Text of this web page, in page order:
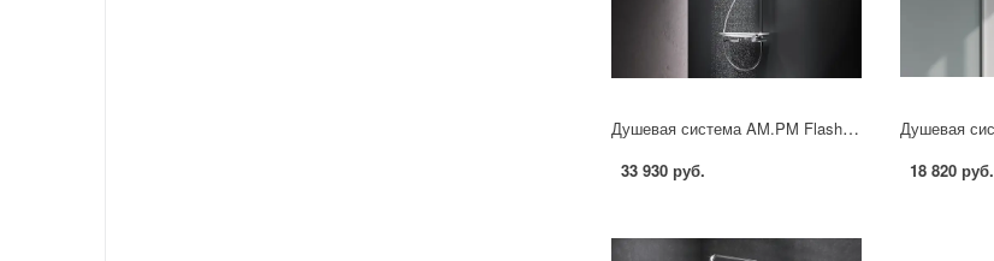
Душевая система AM.PM Flash F079SQ700 со смесителем 3 режима цвет хром
33 930 руб. 18 820 руб.